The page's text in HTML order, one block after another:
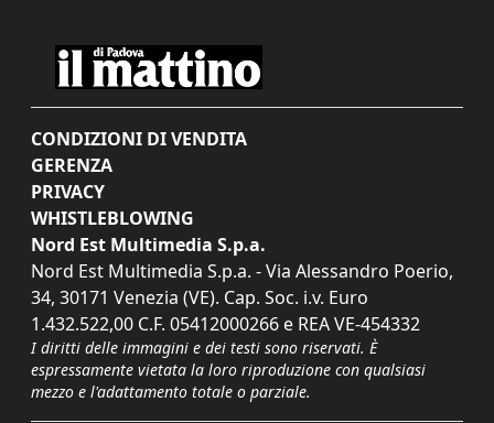
CONDIZIONI DI VENDITA
GERENZA
PRIVACY
WHISTLEBLOWING
Nord Est Multimedia S.p.a.
Nord Est Multimedia S.p.a. - Via Alessandro Poerio,
34, 30171 Venezia (VE). Cap. Soc. i.v. Euro
1.432.522,00 C.F. 05412000266 e REA VE-454332
I diritti delle immagini e dei testi sono riservati. È
espressamente vietata la loro riproduzione con qualsiasi
mezzo e l'adattamento totale o parziale.